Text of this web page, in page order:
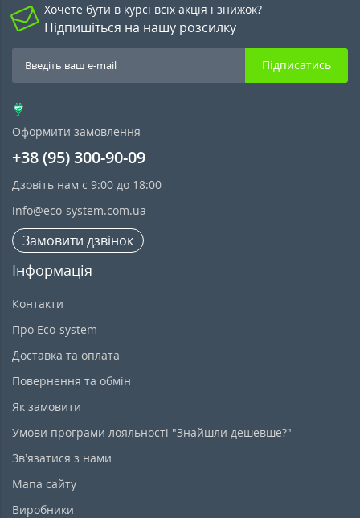
Хочете бути в курсі всіх акція і знижок?
Підпишіться на нашу розсилку
Підписатись
Оформити замовлення
+38 (95) 300-90-09
Дзовіть нам с 9:00 до 18:00
info@eco-system.com.ua
Замовити дзвінок
Інформація
Контакти
Про Eco-system
Доставка та оплата
Повернення та обмін
Як замовити
Умови програми лояльності "Знайшли дешевше?"
Зв’язатися з нами
Мапа сайту
Виробники